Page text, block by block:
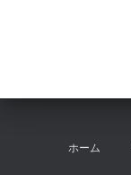
ホーム